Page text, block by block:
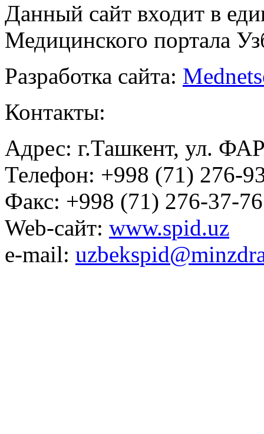
Данный сайт входит в
Медицинского портала
Разработка сайта:
Контакты:
Адрес: г.Ташкент, ул.
Телефон: +998 (71) 276-
Факс: +998 (71) 276-37-76
Web-сайт: www.spid.uz
e-mail: